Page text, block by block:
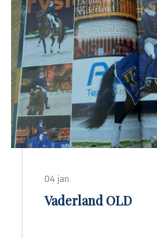
04 jan.
Vaderland OLD